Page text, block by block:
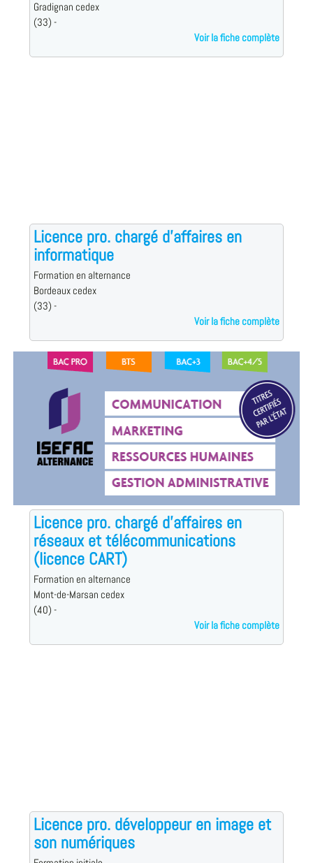
Gradignan cedex
(33) -
Voir la fiche complète
Licence pro. chargé d'affaires en
informatique
Formation en alternance
Bordeaux cedex
(33) -
Voir la fiche complète
Licence pro. chargé d'affaires en
réseaux et télécommunications
(licence CART)
Formation en alternance
Mont-de-Marsan cedex
(40) -
Voir la fiche complète
Licence pro. développeur en image et
son numériques